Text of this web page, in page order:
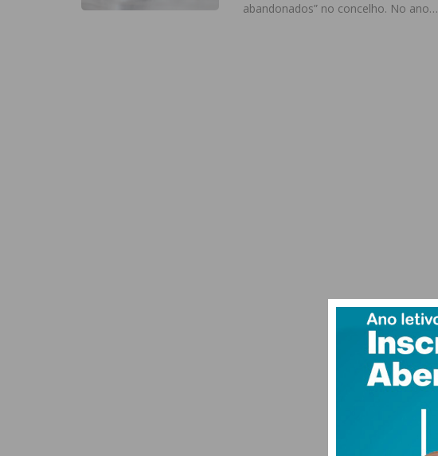
abandonados” no concelho. No ano…